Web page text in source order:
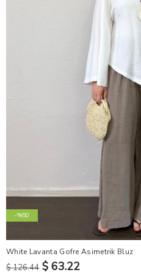
-%50
White Lavanta Gofre Asimetrik Bluz
$ 126.44 $ 63.22